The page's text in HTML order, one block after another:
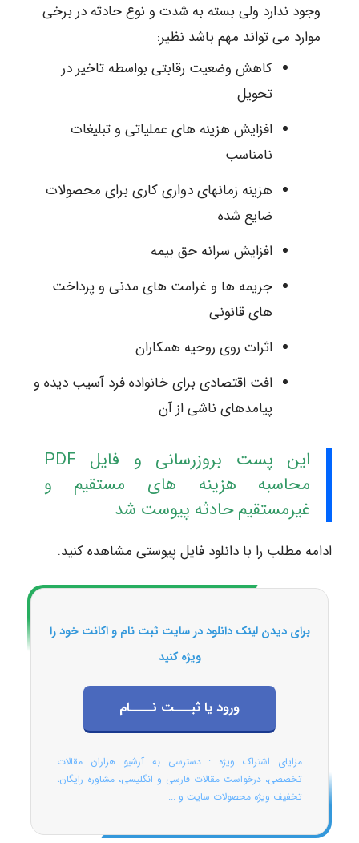
وجود ندارد ولی بسته به شدت و نوع حادثه در برخی
موارد می تواند مهم باشد نظیر:
کاهش وضعیت رقابتی بواسطه تاخیر در
تحویل
افزایش هزینه های عملیاتی و تبلیغات
نامناسب
هزینه زمانهای دواری کاری برای محصولات
ضایع شده
افزایش سرانه حق بیمه
جریمه ها و غرامت های مدنی و پرداخت
های قانونی
اثرات روی روحیه همکاران
افت اقتصادی برای خانواده فرد آسیب دیده و
پیامدهای ناشی از آن
این پست بروزرسانی و فایل PDF
محاسبه هزینه های مستقیم و
غیرمستقیم حادثه پیوست شد
ادامه مطلب را با دانلود فایل پیوستی مشاهده کنید.
برای دیدن لینک دانلود در سایت ثبت نام و اکانت خود را
ویژه کنید
ورود یا ثبـــت نــــام
مزایای اشتراک ویژه : دسترسی به آرشیو هزاران مقالات
تخصصی، درخواست مقالات فارسی و انگلیسی، مشاوره رایگان،
تخفیف ویژه محصولات سایت و ...